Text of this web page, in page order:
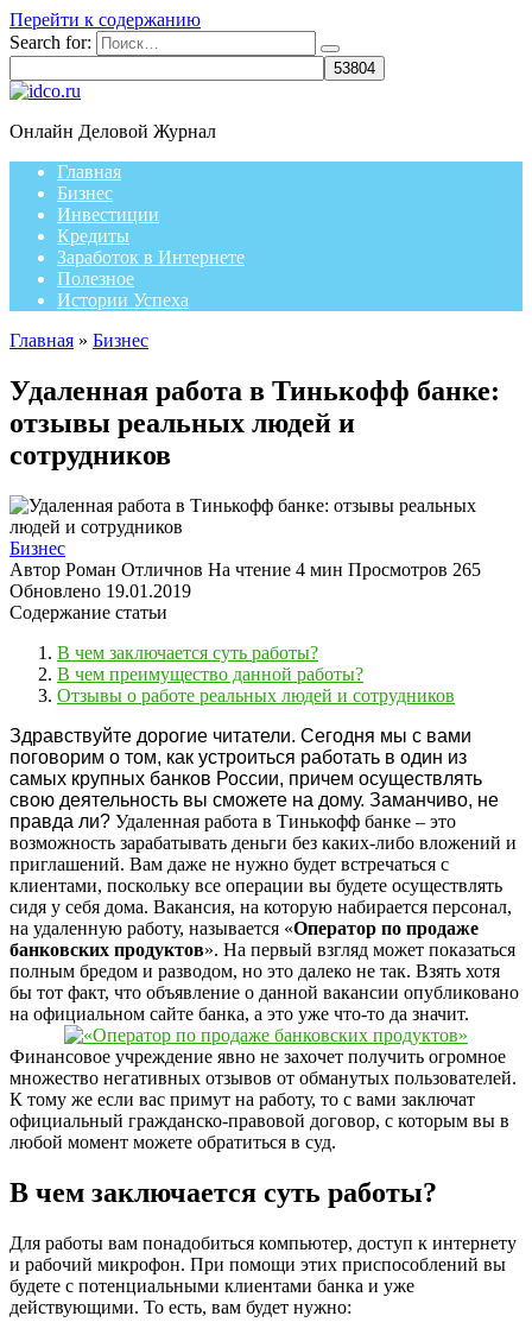
Перейти к содержанию
Search for:
Онлайн Деловой Журнал
Главная
Бизнес
Инвестиции
Кредиты
Заработок в Интернете
Полезное
Истории Успеха
Главная » Бизнес
Удаленная работа в Тинькофф банке:
отзывы реальных людей и
сотрудников
Бизнес
Автор Роман Отличнов На чтение 4 мин Просмотров 265
Обновлено 19.01.2019
Содержание статьи
В чем заключается суть работы?
В чем преимущество данной работы?
Отзывы о работе реальных людей и сотрудников
Здравствуйте дорогие читатели. Сегодня мы с вами
поговорим о том, как устроиться работать в один из
самых крупных банков России, причем осуществлять
свою деятельность вы сможете на дому. Заманчиво, не
правда ли? Удаленная работа в Тинькофф банке – это
возможность зарабатывать деньги без каких-либо вложений и
приглашений. Вам даже не нужно будет встречаться с
клиентами, поскольку все операции вы будете осуществлять
сидя у себя дома. Вакансия, на которую набирается персонал,
на удаленную работу, называется «Оператор по продаже
банковских продуктов». На первый взгляд может показаться
полным бредом и разводом, но это далеко не так. Взять хотя
бы тот факт, что объявление о данной вакансии опубликовано
на официальном сайте банка, а это уже что-то да значит.
Финансовое учреждение явно не захочет получить огромное
множество негативных отзывов от обманутых пользователей.
К тому же если вас примут на работу, то с вами заключат
официальный гражданско-правовой договор, с которым вы в
любой момент можете обратиться в суд.
В чем заключается суть работы?
Для работы вам понадобиться компьютер, доступ к интернету
и рабочий микрофон. При помощи этих приспособлений вы
будете с потенциальными клиентами банка и уже
действующими. То есть, вам будет нужно: